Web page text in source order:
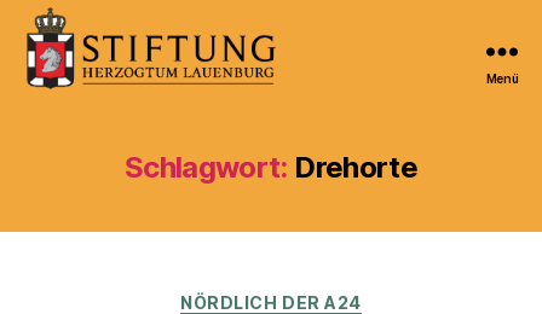
Menü
Schlagwort: Drehorte
Kategorien
NÖRDLICH DER A24